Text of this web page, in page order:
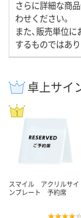
さらに詳細な商
わせください。
また、販売単位に
するものではあ
卓上サイ
スマイル アクリルサイ
ンプレート 予約席